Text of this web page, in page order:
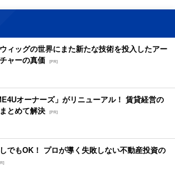
ウィッグの世界にまた新たな技術を投入したアー
ャーの真価 [PR]
オーナーズ」がリニューアル！ 賃貸経営の
とめて解決 [PR]
でもOK！ プロが導く失敗しない不動産投資の